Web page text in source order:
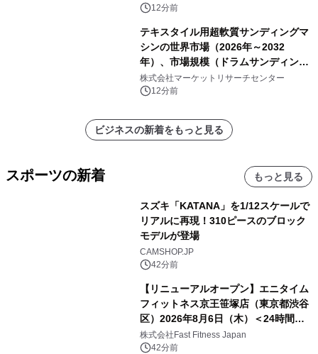
12分前
テキスタイル用超軟質サンディングマ
シンの世界市場（2026年～2032
年）、市場規模（ドラムサンディング
マシン、ジェットサンディングマシ
ン、ローラーサンディングマシン、そ
株式会社マーケットリサーチセンター
12分前
ビジネスの新着をもっと見る
スポーツの新着 もっと見る
スズキ「KATANA」を1/12スケールで
リアルに再現！310ピースのブロック
モデルが登場
CAMSHOP.JP
42分前
【リニューアルオープン】エニタイム
フィットネス京王笹塚店（東京都渋谷
区）2026年8月6日（木）＜24時間年
中無休のフィットネスジム＞
株式会社Fast Fitness Japan
42分前